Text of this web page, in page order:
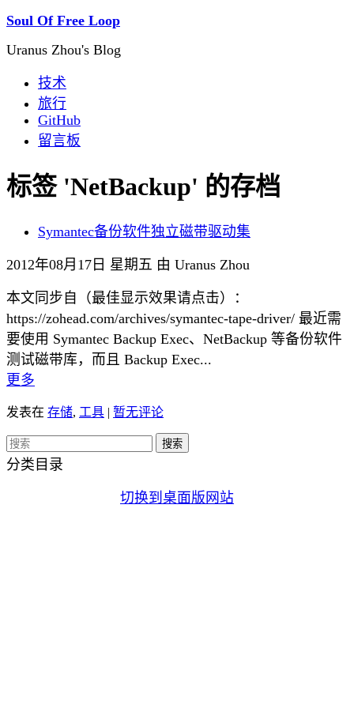
Soul Of Free Loop
Uranus Zhou's Blog
技术
旅行
GitHub
留言板
标签 'NetBackup' 的存档
Symantec备份软件独立磁带驱动集
2012年08月17日 星期五 由 Uranus Zhou
本文同步自（最佳显示效果请点击）：
https://zohead.com/archives/symantec-tape-driver/ 最近需
要使用 Symantec Backup Exec、NetBackup 等备份软件
测试磁带库，而且 Backup Exec...
更多
发表在 存储, 工具 | 暂无评论
分类目录
切换到桌面版网站